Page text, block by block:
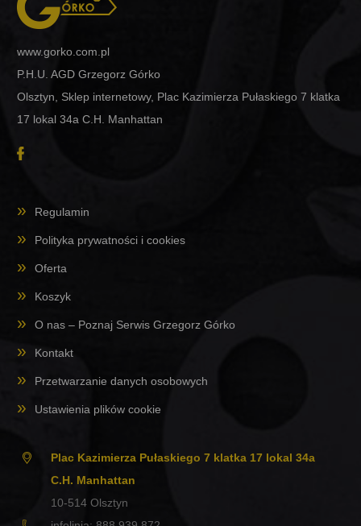
www.gorko.com.pl
P.H.U. AGD Grzegorz Górko
Olsztyn, Sklep internetowy, Plac Kazimierza Pułaskiego 7 klatka
17 lokal 34a C.H. Manhattan
Regulamin
Polityka prywatności i cookies
Oferta
Koszyk
O nas – Poznaj Serwis Grzegorz Górko
Kontakt
Przetwarzanie danych osobowych
Ustawienia plików cookie
Plac Kazimierza Pułaskiego 7 klatka 17 lokal 34a
C.H. Manhattan
10-514 Olsztyn